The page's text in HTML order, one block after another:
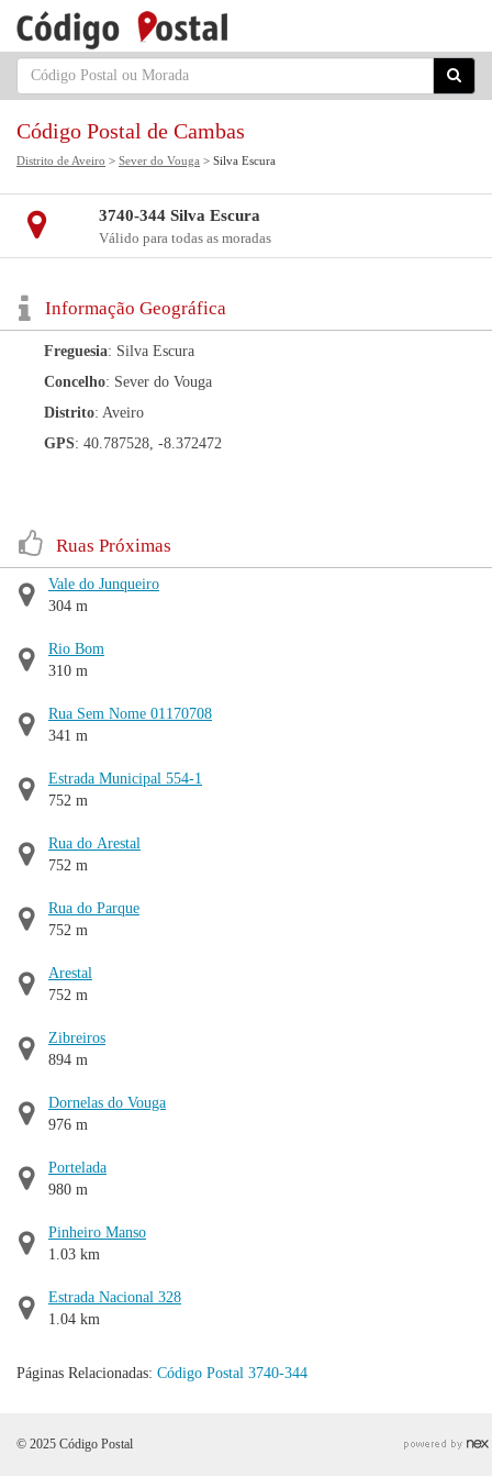
Código Postal de Cambas
Distrito de Aveiro > Sever do Vouga > Silva Escura
3740-344 Silva Escura
Válido para todas as moradas
Informação Geográfica
Freguesia: Silva Escura
Concelho: Sever do Vouga
Distrito: Aveiro
GPS: 40.787528, -8.372472
Ruas Próximas
Vale do Junqueiro
304 m
Rio Bom
310 m
Rua Sem Nome 01170708
341 m
Estrada Municipal 554-1
752 m
Rua do Arestal
752 m
Rua do Parque
752 m
Arestal
752 m
Zibreiros
894 m
Dornelas do Vouga
976 m
Portelada
980 m
Pinheiro Manso
1.03 km
Estrada Nacional 328
1.04 km
Páginas Relacionadas: Código Postal 3740-344
© 2025 Código Postal